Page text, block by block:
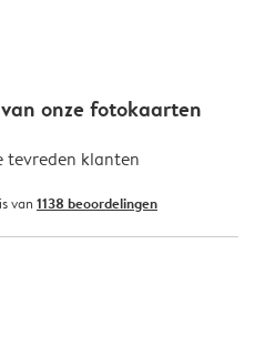
onze fotokaarten
tevreden klanten
van 1138 beoordelingen